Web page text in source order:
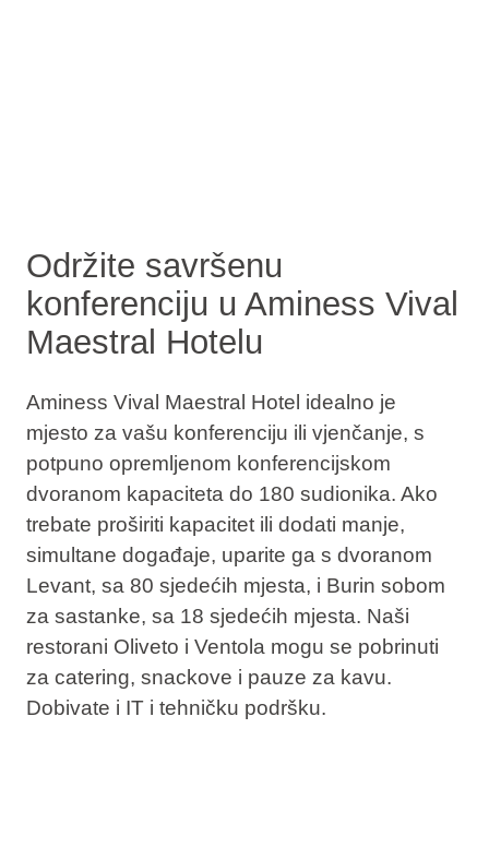
Održite savršenu
konferenciju u Aminess Vival
Maestral Hotelu
Aminess Vival Maestral Hotel idealno je
mjesto za vašu konferenciju ili vjenčanje, s
potpuno opremljenom konferencijskom
dvoranom kapaciteta do 180 sudionika. Ako
trebate proširiti kapacitet ili dodati manje,
simultane događaje, uparite ga s dvoranom
Levant, sa 80 sjedećih mjesta, i Burin sobom
za sastanke, sa 18 sjedećih mjesta. Naši
restorani Oliveto i Ventola mogu se pobrinuti
za catering, snackove i pauze za kavu.
Dobivate i IT i tehničku podršku.